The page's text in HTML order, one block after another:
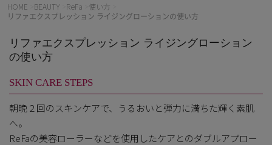
HOME BEAUTY ReFa 使い方
リファエクスプレッション ライジングローションの使い方
リファエクスプレッション ライジングローション
の使い方
SKIN CARE STEPS
朝晩２回のスキンケアで、うるおいと弾力に満ちた輝く素肌
へ。
ReFaの美容ローラーなどを使用したケアとのダブルアプロー